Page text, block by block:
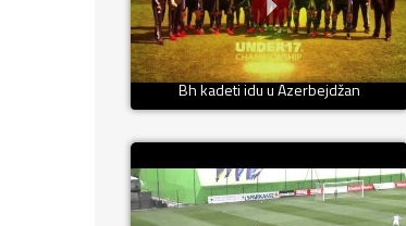
Bh kadeti idu u Azerbejdžan